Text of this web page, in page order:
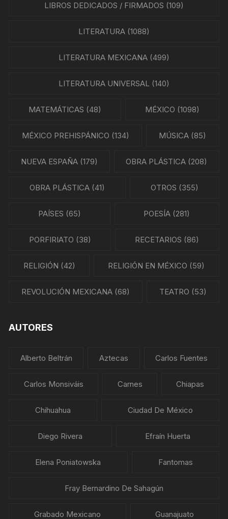
LIBROS DEDICADOS / FIRMADOS (109)
LITERATURA(1088)
LITERATURA MEXICANA(499)
LITERATURA UNIVERSAL (140)
MATEMÁTICAS (48) MÉXICO (1098)
MÉXICO PREHISPÁNICO (134) MÚSICA (85)
NUEVA ESPAÑA(179) OBRA PLÁSTICA (208)
OBRA PLÁSTICA (41) OTROS (355)
PAÍSES (65) POESÍA (281)
PORFIRIATO (38) RECETARIOS (86)
RELIGIÓN (42) RELIGIÓN EN MÉXICO (59)
REVOLUCIÓN MEXICANA (68) TEATRO (53)
AUTORES
Alberto Beltrán Aztecas Carlos Fuentes
Carlos Monsiváis Carnes Chiapas
Chihuahua Ciudad De México
Diego Rivera Efraín Huerta
Elena Poniatowska Fantomas
Fray Bernardino De Sahagún
Grabado Mexicano Guanajuato